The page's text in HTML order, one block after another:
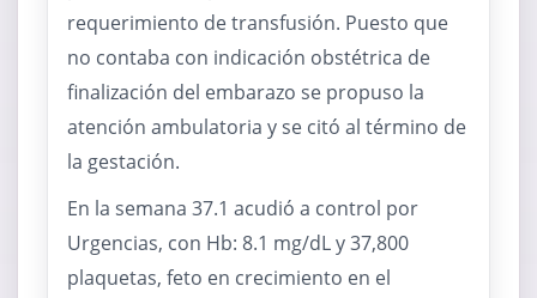
requerimiento de transfusión. Puesto que
no contaba con indicación obstétrica de
finalización del embarazo se propuso la
atención ambulatoria y se citó al término de
la gestación.
En la semana 37.1 acudió a control por
Urgencias, con Hb: 8.1 mg/dL y 37,800
plaquetas, feto en crecimiento en el